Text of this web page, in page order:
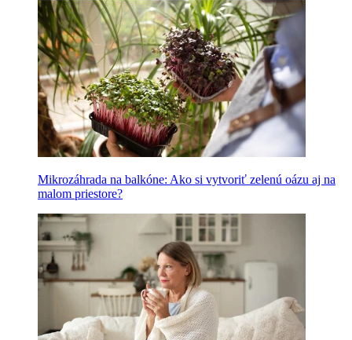
Mikrozáhrada na balkóne: Ako si vytvoriť zelenú oázu aj na
malom priestore?